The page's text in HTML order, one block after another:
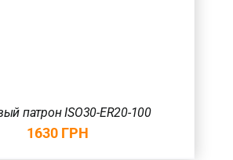
патрон ISO30-ER20-100
1630 ГРН